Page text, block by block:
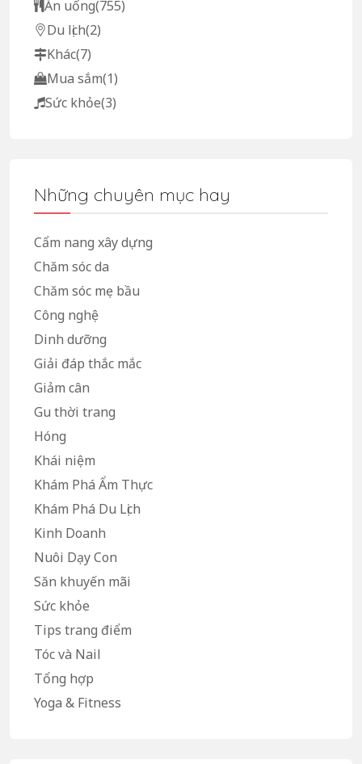
Ăn uống(755)
Du lịch(2)
Khác(7)
Mua sắm(1)
Sức khỏe(3)
Những chuyên mục hay
Cẩm nang xây dựng
Chăm sóc da
Chăm sóc mẹ bầu
Công nghệ
Dinh dưỡng
Giải đáp thắc mắc
Giảm cân
Gu thời trang
Hóng
Khái niệm
Khám Phá Ẩm Thực
Khám Phá Du Lịch
Kinh Doanh
Nuôi Dạy Con
Săn khuyến mãi
Sức khỏe
Tips trang điểm
Tóc và Nail
Tổng hợp
Yoga & Fitness